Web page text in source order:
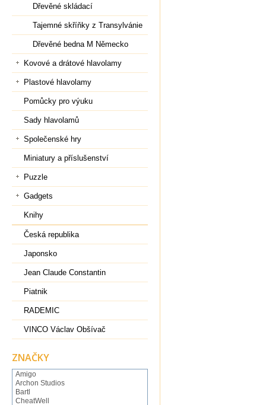
Dřevěné skládací
Tajemné skříňky z Transylvánie
Dřevěné bedna M Německo
Kovové a drátové hlavolamy
Plastové hlavolamy
Pomůcky pro výuku
Sady hlavolamů
Společenské hry
Miniatury a příslušenství
Puzzle
Gadgets
Knihy
Česká republika
Japonsko
Jean Claude Constantin
Piatnik
RADEMIC
VINCO Václav Obšívač
ZNAČKY
Amigo
Archon Studios
Bartl
CheatWell